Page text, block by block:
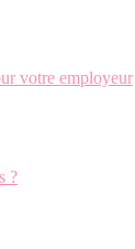
votre employeur
?